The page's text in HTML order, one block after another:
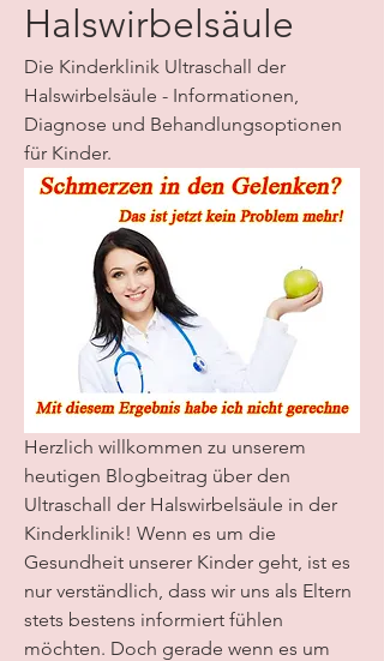
Halswirbelsäule
Die Kinderklinik Ultraschall der
Halswirbelsäule - Informationen,
Diagnose und Behandlungsoptionen
für Kinder.
Herzlich willkommen zu unserem
heutigen Blogbeitrag über den
Ultraschall der Halswirbelsäule in der
Kinderklinik! Wenn es um die
Gesundheit unserer Kinder geht, ist es
nur verständlich, dass wir uns als Eltern
stets bestens informiert fühlen
möchten. Doch gerade wenn es um